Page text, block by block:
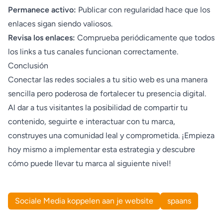
Permanece activo: Publicar con regularidad hace que los
enlaces sigan siendo valiosos.
Revisa los enlaces: Comprueba periódicamente que todos
los links a tus canales funcionan correctamente.
Conclusión
Conectar las redes sociales a tu sitio web es una manera
sencilla pero poderosa de fortalecer tu presencia digital.
Al dar a tus visitantes la posibilidad de compartir tu
contenido, seguirte e interactuar con tu marca,
construyes una comunidad leal y comprometida. ¡Empieza
hoy mismo a implementar esta estrategia y descubre
cómo puede llevar tu marca al siguiente nivel!
Sociale Media koppelen aan je website spaans